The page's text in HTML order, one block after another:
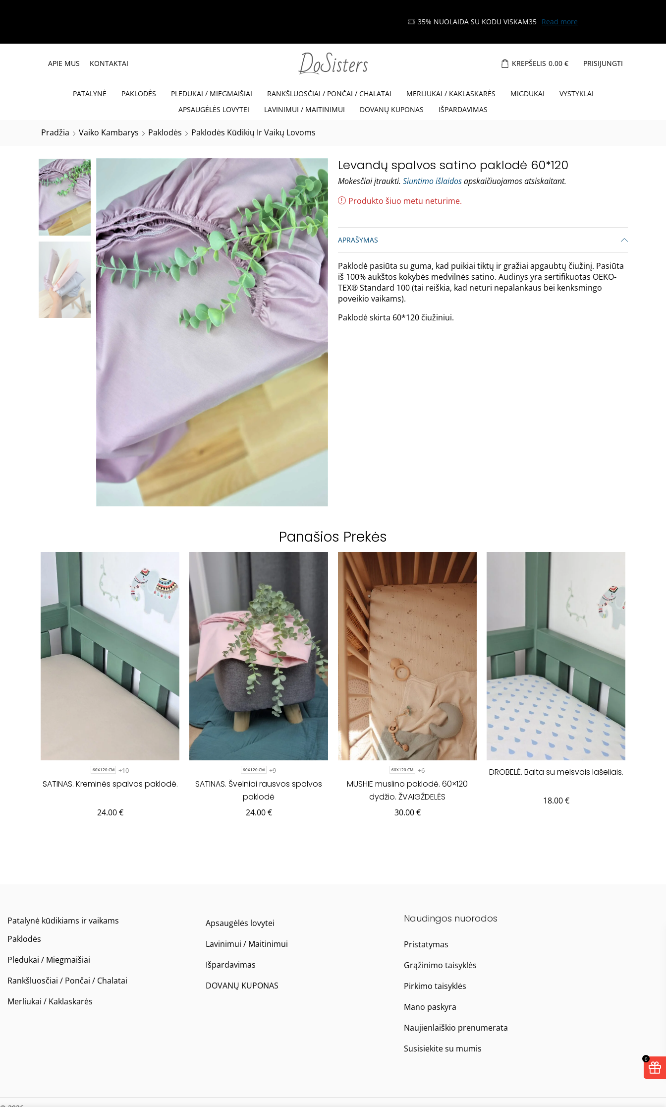
Read more
APIE MUS KONTAKTAI KREPŠELIS 0.00 € PRISIJUNGTI
PATALYNĖ PAKLODĖS PLEDUKAI / MIEGMAIŠIAI RANKŠLUOSČIAI / PONČAI / CHALATAI MERLIUKAI / KAKLASKARĖS MIGDUKAI
VYSTYKLAI
APSAUGĖLĖS LOVYTEI
LAVINIMUI / MAITINIMUI DOVANŲ KUPONAS IŠPARDAVIMAS
Pradžia Vaiko Kambarys Paklodės Paklodės Kūdikių Ir Vaikų Lovoms
Levandų spalvos satino paklodė 60*120
Mokesčiai įtraukti. Siuntimo išlaidosapskaičiuojamos atsiskaitant.
Produkto šiuo metu neturime.
APRAŠYMAS
Paklodė pasiūta su guma, kad puikiai tiktų ir gražiai apgaubtų čiužinį. Pasiūta
iš 100% aukštos kokybės medvilnės satino. Audinys yra sertifikuotas OEKO-
TEX® Standard 100 (tai reiškia, kad neturi nepalankaus bei kenksmingo
poveikio vaikams).
Paklodė skirta 60*120 čiužiniui.
Panašios Prekės
60X120 CM +10
SATINAS. Kreminės spalvos paklodė.
24.00€
60X120 CM +9
SATINAS. Švelniai rausvos spalvos
paklodė
24.00€
60X120 CM +6
MUSHIE muslino paklodė. 60×120
dydžio. ŽVAIGŽDELĖS
30.00€
DROBELĖ. Balta su melsvais lašeliais.
18.00€
Patalynė kūdikiams ir vaikams
Paklodės
Pledukai / Miegmaišiai
Rankšluosčiai / Pončai / Chalatai
Merliukai / Kaklaskarės
Apsaugėlės lovytei
Lavinimui / Maitinimui
Išpardavimas
DOVANŲ KUPONAS
Naudingos nuorodos
Pristatymas
Grąžinimo taisyklės
Pirkimo taisyklės
Mano paskyra
Naujienlaiškio prenumerata
Susisiekite su mumis
© 2026
0